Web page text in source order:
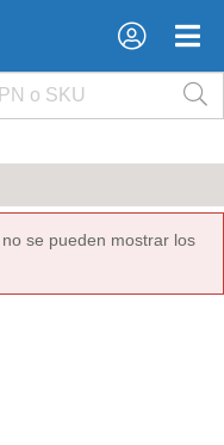
×
×
se pueden mostrar los